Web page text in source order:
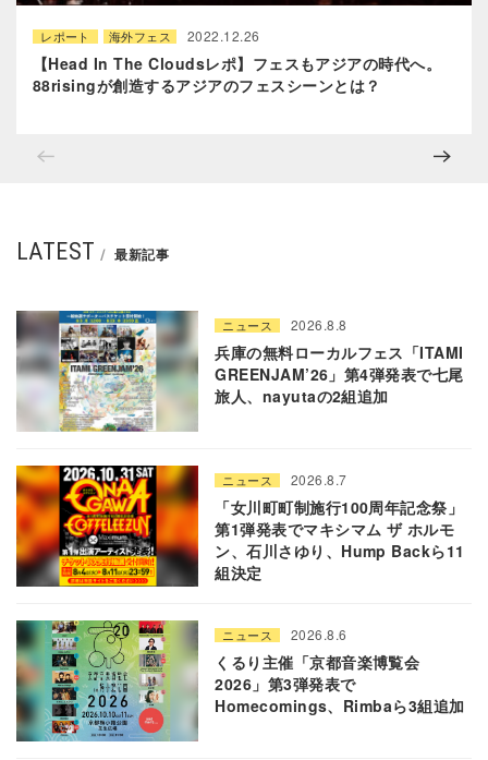
レポート 海外フェス 2022.12.26
【Head In The Cloudsレポ】フェスもアジアの時代へ。
88risingが創造するアジアのフェスシーンとは？
LATEST 最新記事
ニュース 2026.8.8
兵庫の無料ローカルフェス「ITAMI
GREENJAM’26」第4弾発表で七尾
旅人、nayutaの2組追加
ニュース 2026.8.7
「女川町町制施行100周年記念祭」
第1弾発表でマキシマム ザ ホルモ
ン、石川さゆり、Hump Backら11
組決定
ニュース 2026.8.6
くるり主催「京都音楽博覧会
2026」第3弾発表で
Homecomings、Rimbaら3組追加